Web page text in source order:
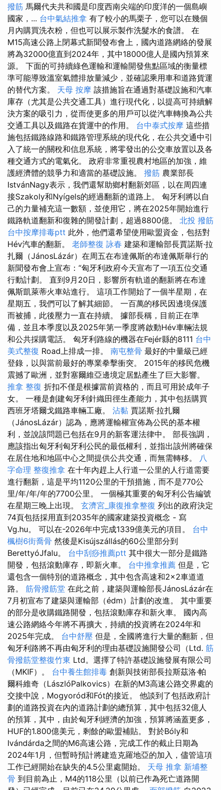
撥筋 馬爾代夫共和國是印度西南尖端的印度洋的一個島嶼
國家，... 台中氣結推拿 有了較小的馬栗子，您可以在幾個
月內購買洗衣粉，但也可以展示製作洗髮水的食譜。 在
M15高速公路上閉幕式新聞發布會上，國內道路網絡的發展
將為32000億直到2024年，其中18000億人是國內預算來
源。 下面的可持續綠色運輸和運輸開發焦點區域的衡量標
準可能導致溫室氣體排放量減少，並確認乘用車和道路貨運
的替代方案。 天母 按摩 該措施旨在通過對基礎設施和汽車
庫存（尤其是公共交通工具）進行現代化，以提高可持續解
決方案的吸引力，從而使更多的用戶可以從汽車轉換為公共
交通工具以及鐵路在貨運中的作用。 台中泰式按摩 這些措
施包括鐵路線路和鐵路管理系統的現代化，在公共交通中引
入了統一的關稅和信息系統，將零發出的公交車放置以及各
種交通方式的電氣化。 政府非常重視農村地區的加強，維
護經濟體的競爭力和適當的基礎設施。 撥筋 農業部長
IstvánNagy表示，我們還幫助鄉村翻新郊區，以在周四連
接Szakoly和Nyígels的經過翻新的道路上。 匈牙利將以自
己的力量補充這一數額，並使用它，將在2025年開始進行
鐵路軌道翻新和復雜的開發計劃，超過8800億。 北投 撥筋
台中按摩排毒ptt 此外，他們還希望使用歐盟資金，包括對
Hév汽車的翻新。 老師整復 詠春 建築和運輸部長賈諾斯·拉
扎爾（JánosLázár）在周五在布達佩斯的布達佩斯舉行的
新聞發布會上宣布：“匈牙利政府今天宣布了一項五位交通
行動計劃。 直到9月20日，影響所有軌道的翻新將在布達
佩斯凱萊蒂火車站進行。 這項工作開始了一個半星期，在
星期五，我們可以了解其細節。 一百萬的移民因邊境保護
而被捕，此後壓力一直在持續。 據部長稱，目前正在準
備，並且本季度以及2025年第一季度將啟動Hév車輛法規
和公共採購電話。 匈牙利路線的機器在Fejér縣的8111 台中
美式整復 Road上排成一排。 南屯整骨 最好的中量級已經
登錄，以與當前最好的專業拳擊衝突。 2015年的移民危機
震撼了歐洲，並對塞爾維亞邊境定居點產生了巨大影響。
推拿 整復 折扣不僅是根據當前資格的，而且可用於成年子
女。 一種是創建匈牙利針織田徑生產能力，其中包括購買
西班牙塔爾戈鐵路車輛工廠。 沾黏 賈諾斯·拉扎爾
（JánosLázár）認為，應將運輸權宣佈為公民的基本權
利，並說該問題已包括在9月的新客運法律中。 部長強調，
應該指出匈牙利匈牙利公民的最低權利，並指出該州將確保
在居住地和地區中心之間提供公共交通，而無需轉移。 八
字命理 整復推拿 在十年內趕上人行道一公里的人行道需要
進行翻新，這是平均1120公里的干預措施，而不是770公
里/年/年/年的7700公里。 一個極其重要的匈牙利公告編號
在星期三晚上出現。 玄濟宮_康復推拿整復 列出的政府決定
74頁包括採用直到2035年的國家建築投資概念 - 寫
Vg.hu。 可以在-2026年中完成1339億美元的項目。 台中
楓樹6街喬骨 然後是Kisújszállás的60公里部分到
BerettyóJfalu。 台中刮痧推薦ptt 其中很大一部分是鐵路
開發，包括滾動庫存，即新火車。 台中推拿推薦 但是，它
還包含一個特別的道路概念，其中包含高速和2×2車道道
路。 筋骨撥筋堂 在此之前，建築與運輸部長JánosLázár在
7月初宣布了建築與運輸部（édm）計劃的改進。 其中重要
的部分是收購鐵路開發，包括滾動庫存和新火車。 國內高
速公路網絡今年將不再擴大，持續的投資將在2024年和
2025年完成。 台中舒壓 但是，全國將進行大量的翻新，但
匈牙利路將不再由匈牙利的理由基礎設施開發公司（Ltd. 筋
骨撥筋堂整復竹東 Ltd。選擇了特許基礎設施發展有限公司
（MKIF）。 台中養生館排毒 創新與技術部長拉斯茲洛·帕
爾科維奇（LászlóPalkovics）在新的M3高速公路交界處的
交接中說，Mogyoród和Fót的接近。 他談到了包括政府計
劃的道路投資在內的道路計劃的總預算，其中包括32億人
的預算，其中，由於匈牙利經濟的加強，預算將涵蓋更多，
HUF的1.800億美元，剩餘的歐盟補貼。 對於Bóly和
Ivándárda之間的M6高速公路，完成工作的截止日期為
2024年1月，但暫時預計將建造克羅地亞的加入，儘管這項
工作已經開始在缺失的4.5公里處開始。 天母 推拿 新埔整
骨 到目前為止，M4的118公里（以前已作為死亡道路開